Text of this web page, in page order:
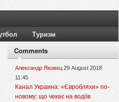
Туризм
Comments
Александр Яковец 29 August 2018
11:45
Канал Украина: «Євробляхи» по-
новому: що чекає на водіїв